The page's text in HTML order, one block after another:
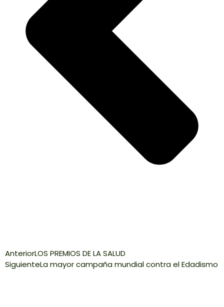
AnteriorLOS PREMIOS DE LA SALUD
SiguienteLa mayor campaña mundial contra el Edadismo